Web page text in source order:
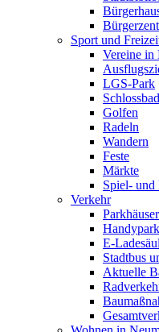
Sport und
Vereine in
LGS-Park
Schlossbad
Golfen
Radeln
Wandern
Feste
Märkte
Spiel- und
Verkehr
Parkhäuser
E-
Stadtbus
Aktuelle